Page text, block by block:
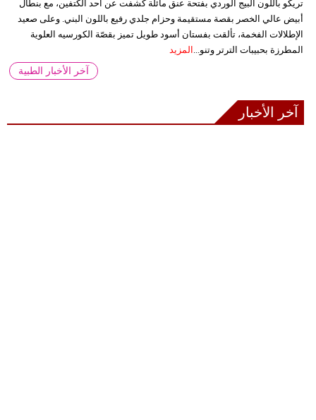
تريكو باللون البيج الوردي بفتحة عنق مائلة كشفت عن أحد الكتفين، مع بنطال
أبيض عالي الخصر بقصة مستقيمة وحزام جلدي رفيع باللون البني. وعلى صعيد
الإطلالات الفخمة، تألقت بفستان أسود طويل تميز بقصّة الكورسيه العلوية
المطرزة بحبيبات الترتر وتنو... المزيد
آخر الأخبار الطبية
آخر الأخبار